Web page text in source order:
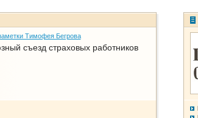
Тимофея Бегрова
съезд страховых работников